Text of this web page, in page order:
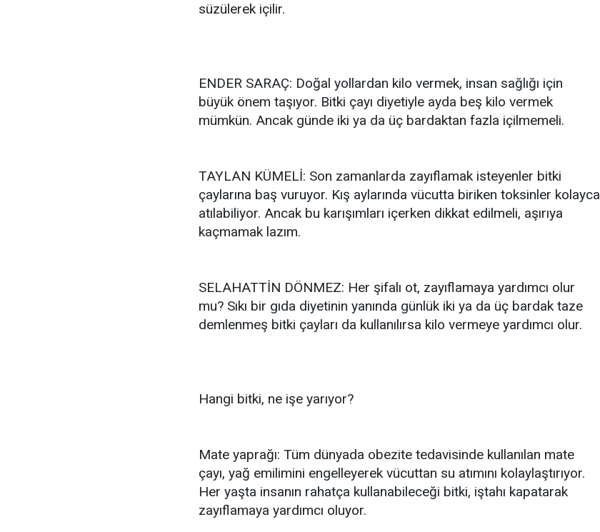
süzülerek içilir.
ENDER SARAÇ: Doğal yollardan kilo vermek, insan sağlığı için
büyük önem taşıyor. Bitki çayı diyetiyle ayda beş kilo vermek
mümkün. Ancak günde iki ya da üç bardaktan fazla içilmemeli.
TAYLAN KÜMELİ: Son zamanlarda zayıflamak isteyenler bitki
çaylarına baş vuruyor. Kış aylarında vücutta biriken toksinler kolayca
atılabiliyor. Ancak bu karışımları içerken dikkat edilmeli, aşırıya
kaçmamak lazım.
SELAHATTİN DÖNMEZ: Her şifalı ot, zayıflamaya yardımcı olur
mu? Sıkı bir gıda diyetinin yanında günlük iki ya da üç bardak taze
demlenmeş bitki çayları da kullanılırsa kilo vermeye yardımcı olur.
Hangi bitki, ne işe yarıyor?
Mate yaprağı: Tüm dünyada obezite tedavisinde kullanılan mate
çayı, yağ emilimini engelleyerek vücuttan su atımını kolaylaştırıyor.
Her yaşta insanın rahatça kullanabileceği bitki, iştahı kapatarak
zayıflamaya yardımcı oluyor.